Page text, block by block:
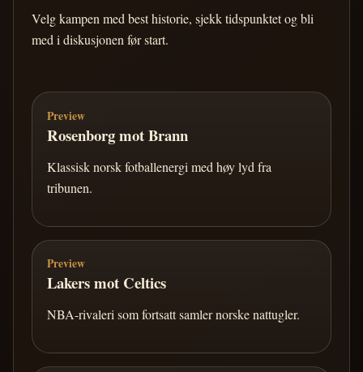
Velg kampen med best historie, sjekk tidspunktet og bli
med i diskusjonen før start.
Preview
Rosenborg mot Brann
Klassisk norsk fotballenergi med høy lyd fra
tribunen.
Preview
Lakers mot Celtics
NBA-rivaleri som fortsatt samler norske nattugler.